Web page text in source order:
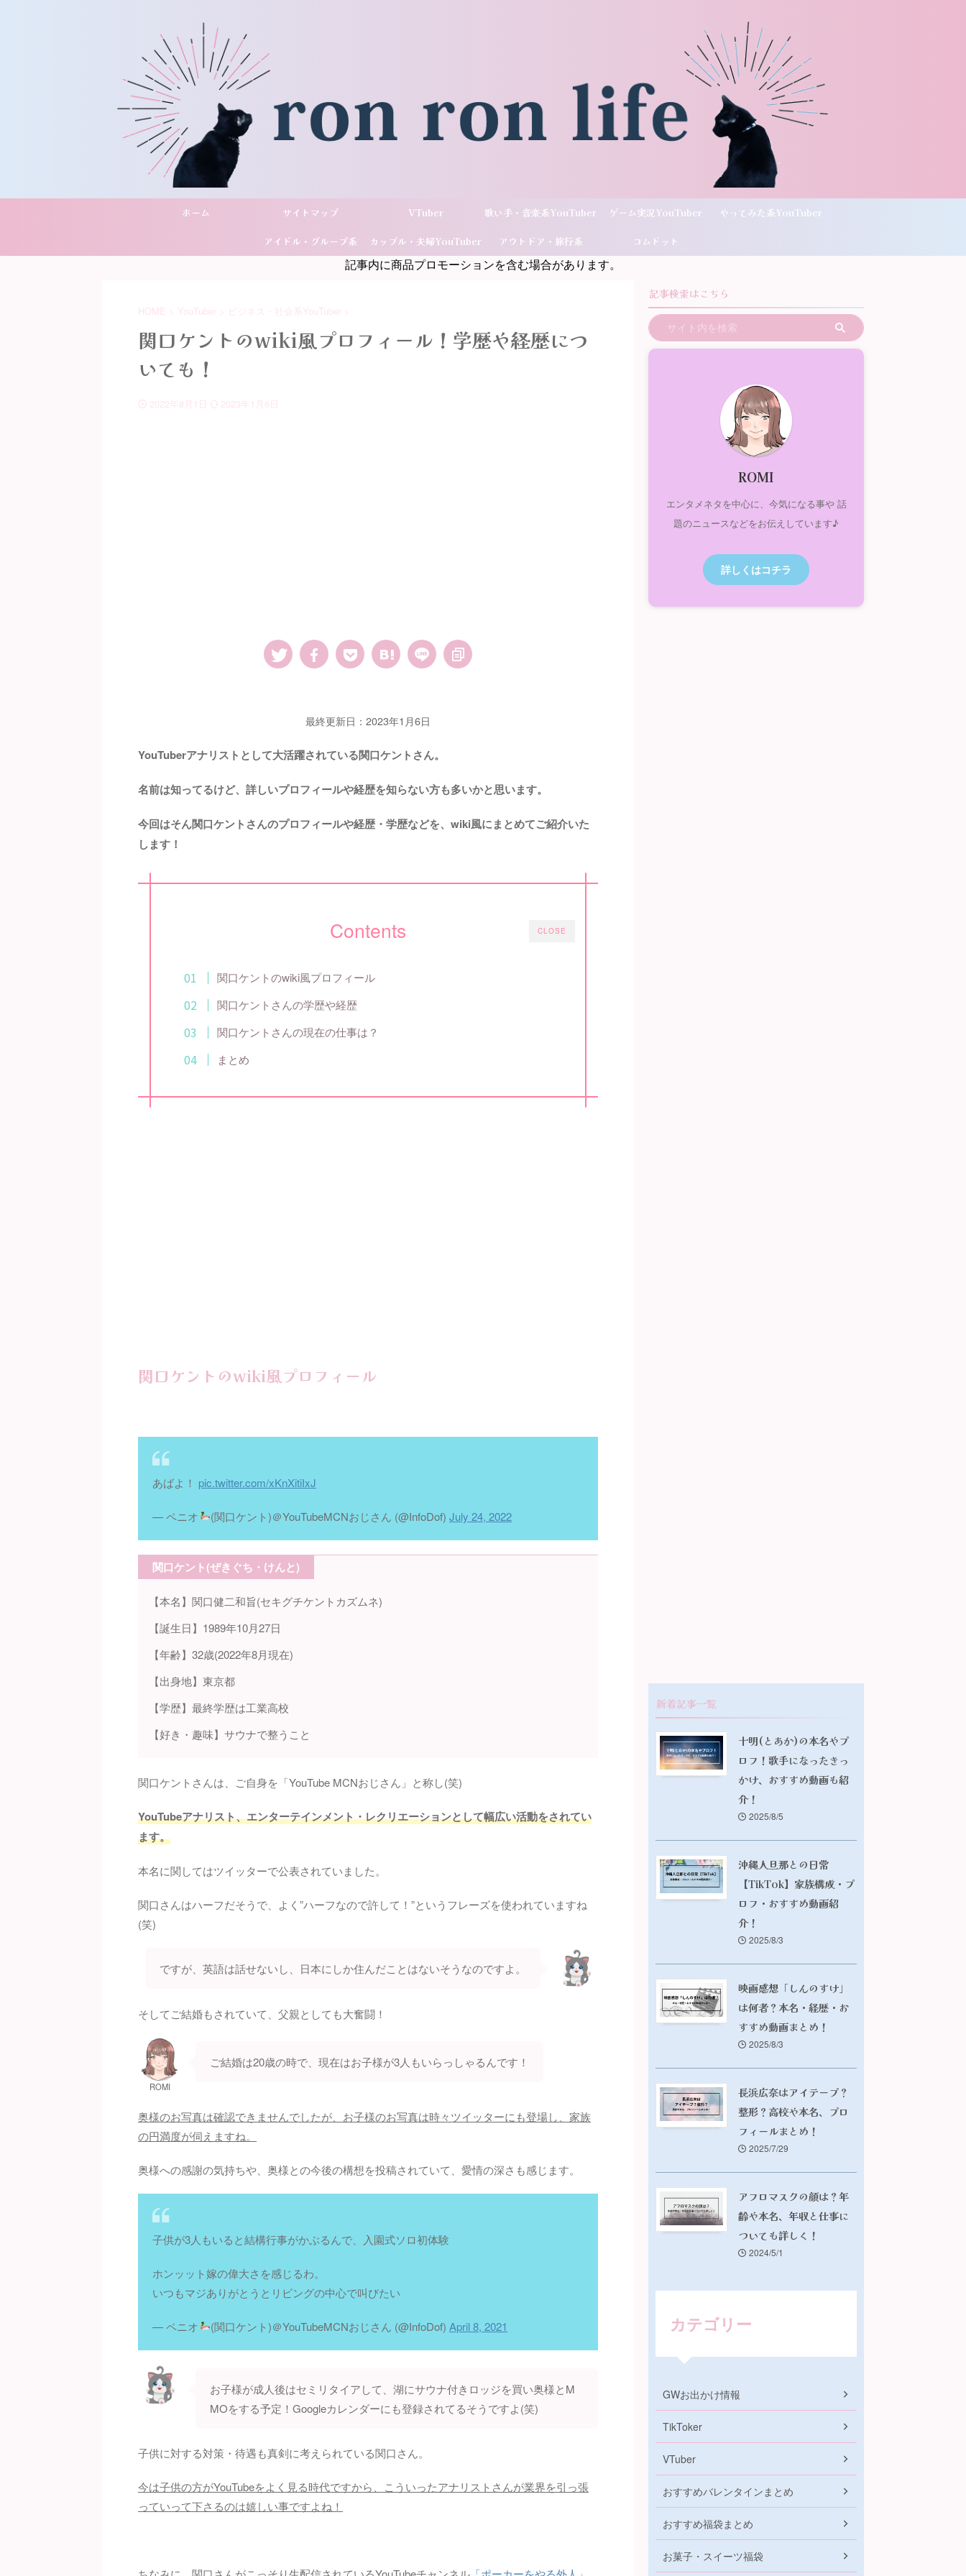
ホーム サイトマップ VTuber 歌い手・音楽系YouTuber ゲーム実況YouTuber やってみた系YouTuber
アイドル・グループ系 カップル・夫婦YouTuber アウトドア・旅行系
YouTuber
コムドット
記事内に商品プロモーションを含む場合があります。
HOME > YouTuber > ビジネス・社会系YouTuber >
関口ケントのwiki風プロフィール！学歴や経歴につ
いても！
2022年8月1日 2023年1月6日
最終更新日：2023年1月6日
YouTuberアナリストとして大活躍されている関口ケントさん。
名前は知ってるけど、詳しいプロフィールや経歴を知らない方も多いかと思います。
今回はそん関口ケントさんのプロフィールや経歴・学歴などを、wiki風にまとめてご紹介いた
します！
CLOSE
Contents
関口ケントのwiki風プロフィール
関口ケントさんの学歴や経歴
関口ケントさんの現在の仕事は？
まとめ
関口ケントのwiki風プロフィール
あばよ！ pic.twitter.com/xKnXitiIxJ
— ペニオ (関口ケント)＠YouTubeMCNおじさん (@InfoDof)July 24, 2022
関口ケント(ぜきぐち・けんと)
【本名】関口健二和旨(セキグチケントカズムネ)
【誕生日】1989年10月27日
【年齢】32歳(2022年8月現在)
【出身地】東京都
【学歴】最終学歴は工業高校
【好き・趣味】サウナで整うこと
関口ケントさんは、ご自身を「YouTube MCNおじさん」と称し(笑)
YouTubeアナリスト、エンターテインメント・レクリエーションとして幅広い活動をされてい
ます。
本名に関してはツイッターで公表されていました。
関口さんはハーフだそうで、よく”ハーフなので許して！”というフレーズを使われていますね
(笑)
ですが、英語は話せないし、日本にしか住んだことはないそうなのですよ。
そしてご結婚もされていて、父親としても大奮闘！
ROMI
ご結婚は20歳の時で、現在はお子様が3人もいらっしゃるんです！
奥様のお写真は確認できませんでしたが、お子様のお写真は時々ツイッターにも登場し、家族
の円満度が伺えますね。
奥様への感謝の気持ちや、奥様との今後の構想を投稿されていて、愛情の深さも感じます。
子供が3人もいると結構行事がかぶるんで、入園式ソロ初体験
ホンッット嫁の偉大さを感じるわ。
いつもマジありがとうとリビングの中心で叫びたい
— ペニオ (関口ケント)＠YouTubeMCNおじさん (@InfoDof) April 8, 2021
お子様が成人後はセミリタイアして、湖にサウナ付きロッジを買い奥様とM
MOをする予定！Googleカレンダーにも登録されてるそうですよ(笑)
子供に対する対策・待遇も真剣に考えられている関口さん。
今は子供の方がYouTubeをよく見る時代ですから、こういったアナリストさんが業界を引っ張
っていって下さるのは嬉しい事ですよね！
記事検索はこちら
ROMI
エンタメネタを中心に、今気になる事や 話
題のニュースなどをお伝えしています♪
詳しくはコチラ
新着記事一覧
十明(とあか)の本名やプ
ロフ！歌手になったきっ
かけ、おすすめ動画も紹
介！
2025/8/5
沖縄人旦那との日常
【TikTok】家族構成・プ
ロフ・おすすめ動画紹
介！
2025/8/3
映画感想「しんのすけ」
は何者？本名・経歴・お
すすめ動画まとめ！
2025/8/3
長浜広奈はアイテープ？
整形？高校や本名、プロ
フィールまとめ！
2025/7/29
アフロマスクの顔は？年
齢や本名、年収と仕事に
ついても詳しく！
2024/5/1
カテゴリー
GWお出かけ情報
TikToker
VTuber
おすすめバレンタインまとめ
おすすめ福袋まとめ
お菓子・スイーツ福袋